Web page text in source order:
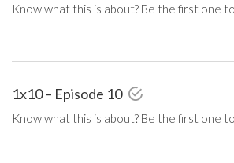
Know what this is about? Be the first one
1x10 – Episode 10
Know what this is about? Be the first one